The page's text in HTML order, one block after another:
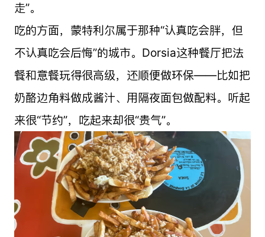
走”。
吃的方面，蒙特利尔属于那种“认真吃会胖，但
不认真吃会后悔”的城市。Dorsia这种餐厅把法
餐和意餐玩得很高级，还顺便做环保——比如把
奶酪边角料做成酱汁、用隔夜面包做配料。听起
来很“节约”，吃起来却很“贵气”。